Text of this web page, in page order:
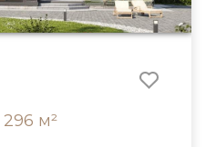
296 м²